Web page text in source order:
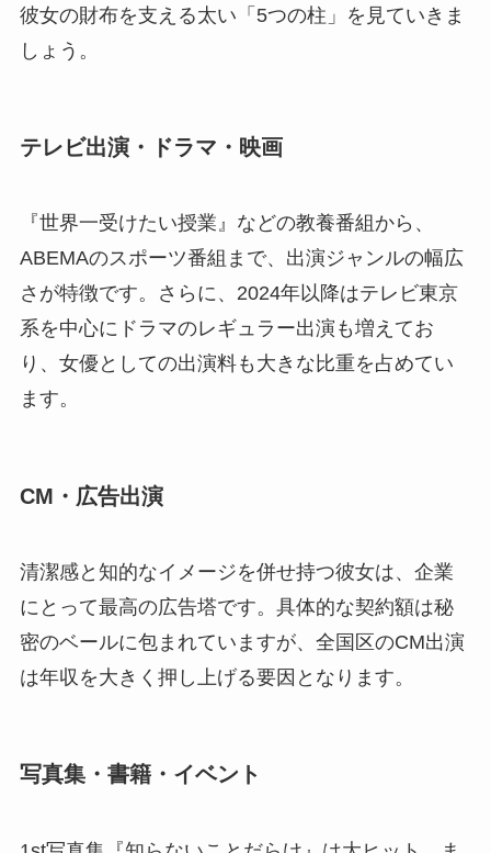
彼女の財布を支える太い「5つの柱」を見ていきま
しょう。
テレビ出演・ドラマ・映画
『世界一受けたい授業』などの教養番組から、
ABEMAのスポーツ番組まで、出演ジャンルの幅広
さが特徴です。さらに、2024年以降はテレビ東京
系を中心にドラマのレギュラー出演も増えてお
り、女優としての出演料も大きな比重を占めてい
ます。
CM・広告出演
清潔感と知的なイメージを併せ持つ彼女は、企業
にとって最高の広告塔です。具体的な契約額は秘
密のベールに包まれていますが、全国区のCM出演
は年収を大きく押し上げる要因となります。
写真集・書籍・イベント